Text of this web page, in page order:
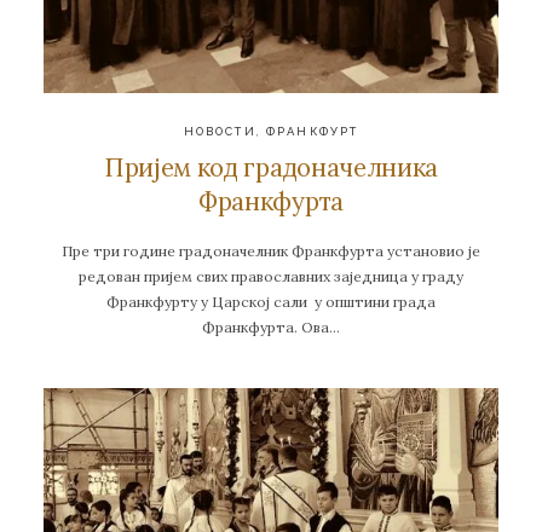
НОВОСТИ ФРАНКФУРТ
Пријем код градоначелника
Франкфурта
Пре три године градоначелник Франкфурта установио је
редован пријем свих православних заједница у граду
Франкфурту у Царској сали у општини града
Франкфурта. Ова…